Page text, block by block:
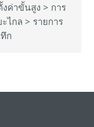
งค่าขั้นสูง > การ
ไกล > รายการ
ก